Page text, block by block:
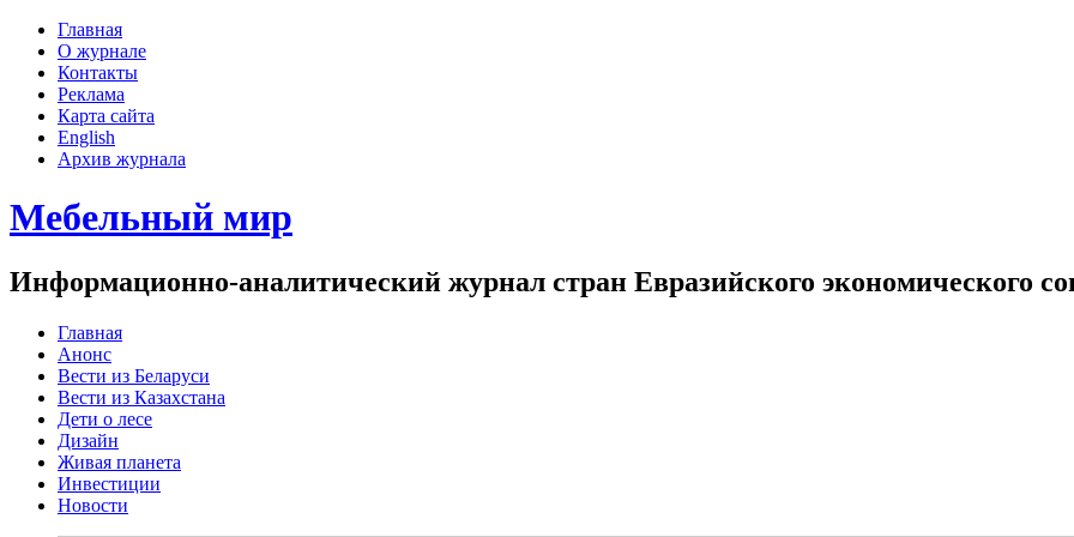
Главная
О журнале
Контакты
Реклама
Карта сайта
English
Архив журнала
Мебельный мир
Информационно-аналитический журнал стран Евразийского экономического
Главная
Анонс
Вести из Беларуси
Вести из Казахстана
Дети о лесе
Дизайн
Живая планета
Инвестиции
Новости